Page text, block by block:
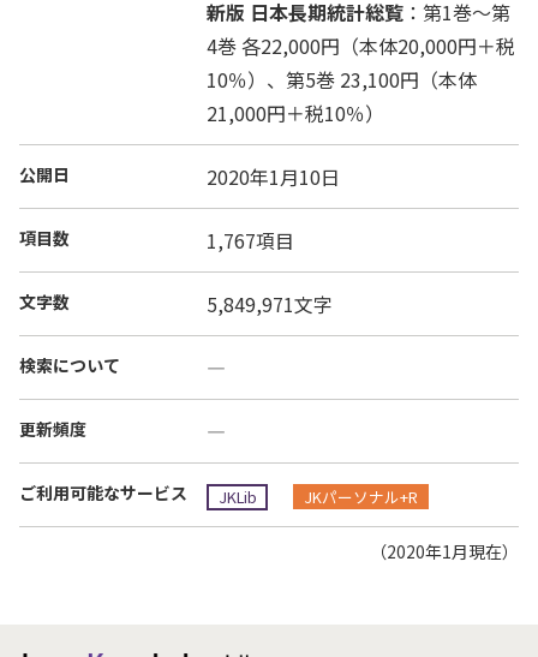
新版 日本長期統計総覧 ：第1巻～第
4巻 各22,000円（本体20,000円＋税
10％）、第5巻 23,100円（本体
21,000円＋税10％）
公開日 2020年1月10日
項目数 1,767項目
文字数 5,849,971文字
検索について ―
更新頻度 ―
ご利用可能なサービス JKLib JKパーソナル+R
（2020年1月現在）